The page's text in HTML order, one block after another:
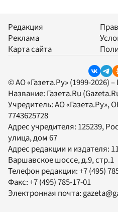
Редакция
Реклама
Карта сайта
© АО «Газета.Ру» (1999-2026)
Название: Газета.Ru
Учредитель:АО «Газета.Ру»,
7743625728
Адрес учредителя: 125239,
улица, дом 67
Адрес редакции и издателя:
Варшавское шоссе, д.9, стр.1
Телефон редакции:+7 (495)
Факс:+7 (495) 785-17-01
Электронная почта: